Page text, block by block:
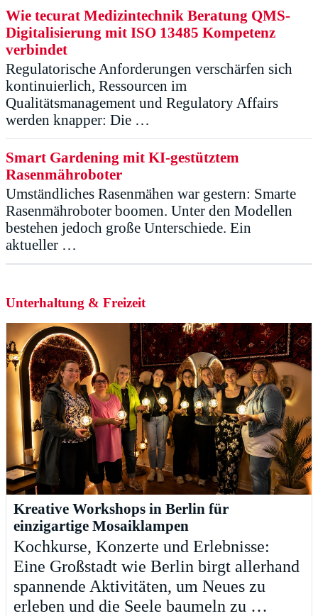
Wie tecurat Medizintechnik Beratung QMS-
Digitalisierung mit ISO 13485 Kompetenz
verbindet
Regulatorische Anforderungen verschärfen sich
kontinuierlich, Ressourcen im
Qualitätsmanagement und Regulatory Affairs
werden knapper: Die …
Smart Gardening mit KI-gestütztem
Rasenmähroboter
Umständliches Rasenmähen war gestern: Smarte
Rasenmähroboter boomen. Unter den Modellen
bestehen jedoch große Unterschiede. Ein
aktueller …
Unterhaltung & Freizeit
Kreative Workshops in Berlin für
einzigartige Mosaiklampen
Kochkurse, Konzerte und Erlebnisse:
Eine Großstadt wie Berlin birgt allerhand
spannende Aktivitäten, um Neues zu
erleben und die Seele baumeln zu …